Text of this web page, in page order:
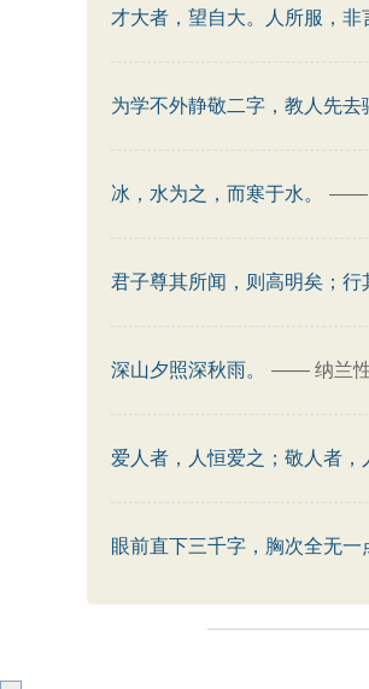
才大者，望自大。人所服，非
为学不外静敬二字，教人先去
冰，水为之，而寒于水。 ——
君子尊其所闻，则高明矣；行
深山夕照深秋雨。 —— 纳兰
爱人者，人恒爱之；敬人者，
眼前直下三千字，胸次全无一